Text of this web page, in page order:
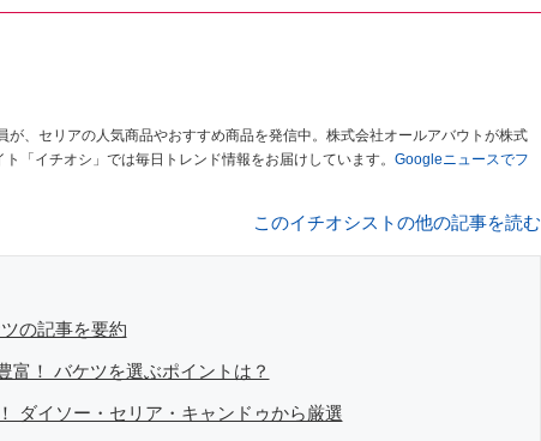
が、セリアの人気商品やおすすめ商品を発信中。株式会社オールアバウトが株式
「イチオシ」では毎日トレンド情報をお届けしています。 Googleニュースでフ
このイチオシストの他の記事を読む
の記事を要約
富！ バケツを選ぶポイントは？
ダイソー・セリア・キャンドゥから厳選